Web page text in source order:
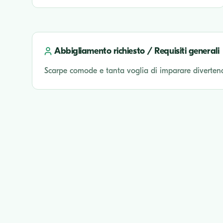
Abbigliamento richiesto / Requisiti generali
Scarpe comode e tanta voglia di imparare